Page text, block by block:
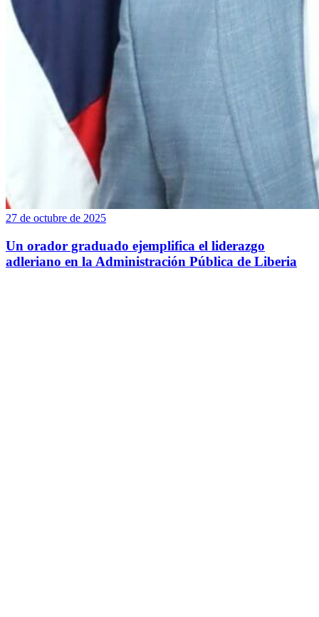
27 de octubre de 2025
Un orador graduado ejemplifica el liderazgo
adleriano en la Administración Pública de Liberia